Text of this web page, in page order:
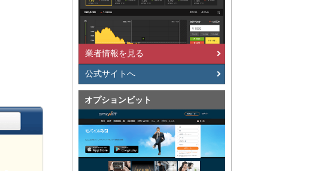
業者情報を見る
公式サイトへ
オプションビット